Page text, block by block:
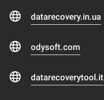
datarecovery.in.ua
odysoft.com
datarecoverytool.it